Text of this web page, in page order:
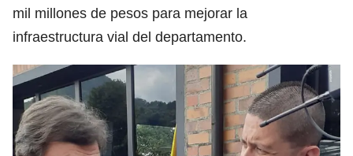
mil millones de pesos para mejorar la
infraestructura vial del departamento.